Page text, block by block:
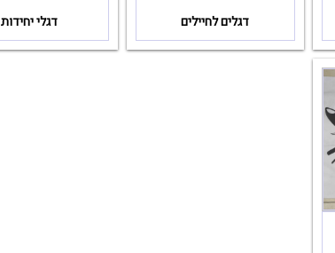
דגלים לחיילים דגלי יחידות